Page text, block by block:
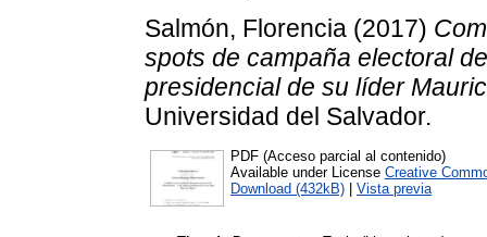
Salmón, Florencia (2017)
spots de campaña electoral
presidencial de su líder
Universidad del Salvador.
PDF (Acceso parcial al contenido)
Available under License Creative
Download (432kB)
Vista previa